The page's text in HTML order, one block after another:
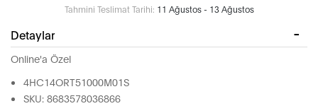
Tahmini Teslimat Tarihi: 11 Ağustos - 13 Ağustos
Detaylar
Online'a Özel
4HC14ORT51000M01S
SKU: 8683578036866